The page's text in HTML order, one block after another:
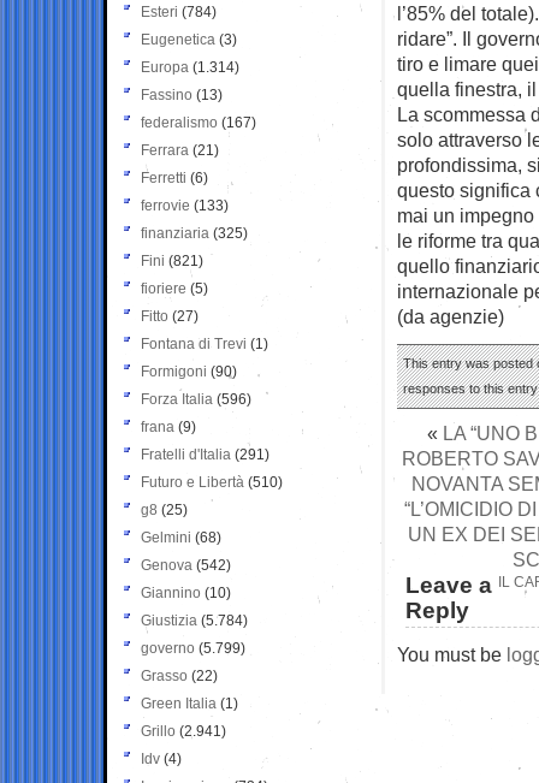
l’85% del
ridare”. Il
tiro e limare
quella finestra,
La scommessa
solo attraverso
profondissima,
questo significa
mai un
le riforme tra
quello
internazionale
(da agenzie)
This entry was posted
responses to this
« LA “UNO
ROBERTO
NOVANTA
“L’OMICIDIO
UN EX DEI
IL
Leave a
Reply
You must be
Esteri (784)
Eugenetica (3)
Europa (1.314)
Fassino (13)
federalismo (167)
Ferrara (21)
Ferretti (6)
ferrovie (133)
finanziaria (325)
Fini (821)
fioriere (5)
Fitto (27)
Fontana di Trevi (1)
Formigoni (90)
Forza Italia (596)
frana (9)
Fratelli d'Italia (291)
Futuro e Libertà (510)
g8 (25)
Gelmini (68)
Genova (542)
Giannino (10)
Giustizia (5.784)
governo (5.799)
Grasso (22)
Green Italia (1)
Grillo (2.941)
Idv (4)